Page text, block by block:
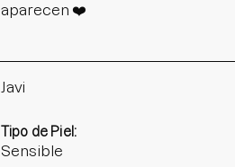
aparecen ❤️
Javi
Tipo de Piel:
Sensible